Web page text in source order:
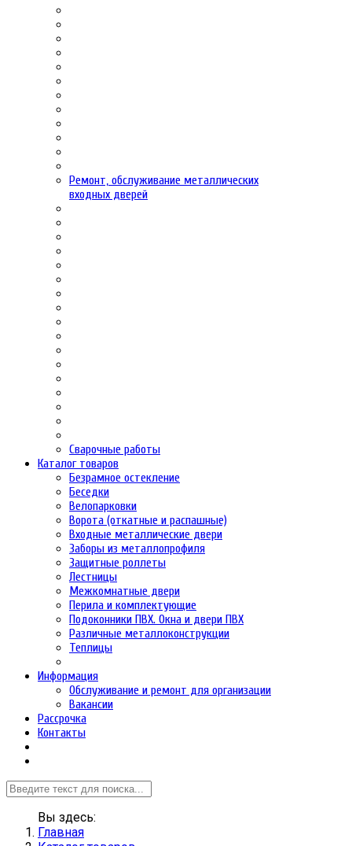
Ремонт, обслуживание металлических
входных дверей
Сварочные работы
Каталог товаров
Безрамное остекление
Беседки
Велопарковки
Ворота (откатные и распашные)
Входные металлические двери
Заборы из металлопрофиля
Защитные роллеты
Лестницы
Межкомнатные двери
Перила и комплектующие
Подоконники ПВХ. Окна и двери ПВХ
Различные металлоконструкции
Теплицы
Информация
Обслуживание и ремонт для организации
Вакансии
Рассрочка
Контакты
Вы здесь:
Главная